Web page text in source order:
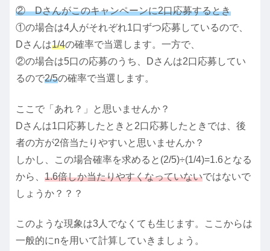
② Dさんがこのキャンペーンに2口応募するとき
①の場合は4人がそれぞれ1口ずつ応募しているので、
Dさんは1/4の確率で当選します。一方で、
②の場合は5口の応募のうち、Dさんは2口応募してい
るので2/5の確率で当選します。
ここで「あれ？」と思いませんか？
Dさんは1口応募したときと2口応募したときでは、後
者の方が2倍当たりやすいと思いませんか？
しかし、この場合確率を求めると(2/5)÷(1/4)=1.6となる
から、 1.6倍しか当たりやすくなっていないではないで
しょうか？？？
このような現象は3人でなくても生じます。ここからは
一般的にnを用いて計算していきましょう。